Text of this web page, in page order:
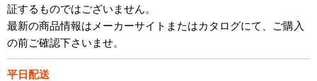
証するものではございません。
最新の商品情報はメーカーサイトまたはカタログにて、ご購入
の前ご確認下さいませ。
平日配送